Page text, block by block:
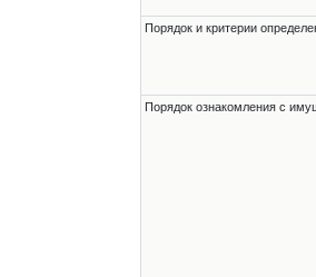
Порядок и критерии
Порядок ознакомления с